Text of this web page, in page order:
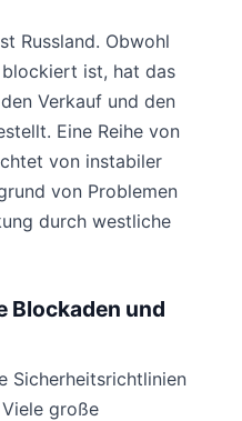
Russland. Obwohl
ist, hat das
Verkauf und den
Eine Reihe von
von instabiler
von Problemen
durch westliche
Blockaden und
Sicherheitsrichtlinien
große